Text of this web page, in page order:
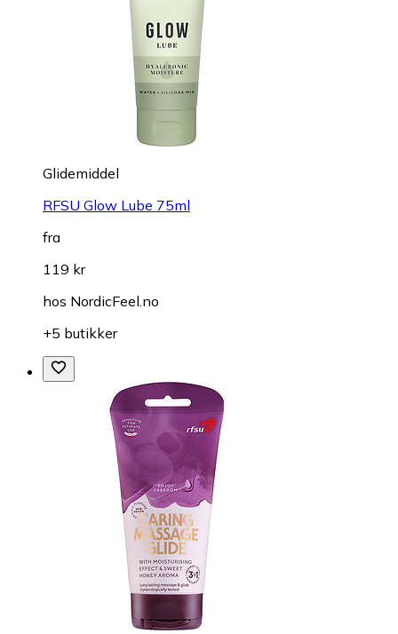
Glidemiddel
RFSU Glow Lube 75ml
fra
119 kr
hos NordicFeel.no
+5 butikker